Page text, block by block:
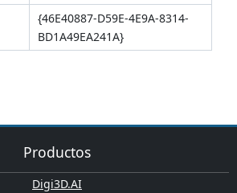
{46E40887-D59E-4E9A-8314-
BD1A49EA241A}
Productos
Digi3D.AI